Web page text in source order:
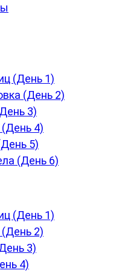
(День 1)
(День 2)
3)
4)
5)
(День 6)
(День 1)
2)
3)
4)